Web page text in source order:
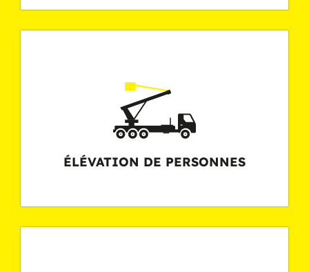
ÉLÉVATION DE PERSONNES